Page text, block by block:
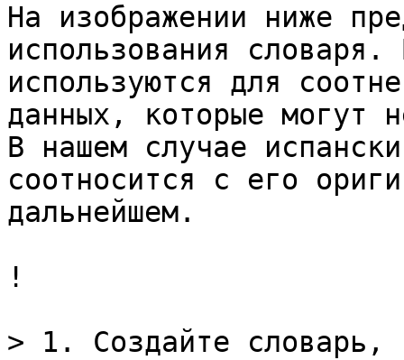
На изображении ниже
использования
используются для
данных, которые могут
В нашем случае
соотносится с его
дальнейшем.
!
> 1. Создайте словарь,